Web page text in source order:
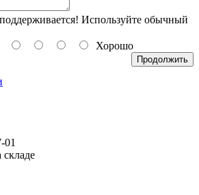
Используйте обычный
Хорошо
Продолжить
01